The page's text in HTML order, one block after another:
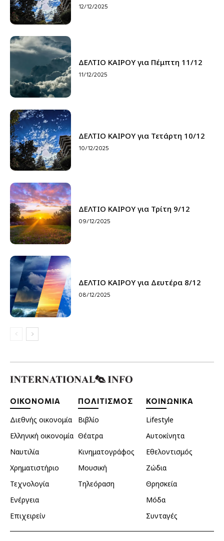
12/12/2025
ΔΕΛΤΙΟ ΚΑΙΡΟΥ για Πέμπτη 11/12
11/12/2025
ΔΕΛΤΙΟ ΚΑΙΡΟΥ για Τετάρτη 10/12
10/12/2025
ΔΕΛΤΙΟ ΚΑΙΡΟΥ για Τρίτη 9/12
09/12/2025
ΔΕΛΤΙΟ ΚΑΙΡΟΥ για Δευτέρα 8/12
08/12/2025
ΟΙΚΟΝΟΜΙΑ
Διεθνής οικονομία
Ελληνική οικονομία
Ναυτιλία
Χρηματιστήριο
Τεχνολογία
Ενέργεια
Επιχειρείν
ΠΟΛΙΤΙΣΜΟΣ
Βιβλίο
Θέατρα
Κινηματογράφος
Μουσική
Τηλεόραση
ΚΟΙΝΩΝΙΚΑ
Lifestyle
Αυτοκίνητα
Εθελοντισμός
Ζώδια
Θρησκεία
Μόδα
Συνταγές